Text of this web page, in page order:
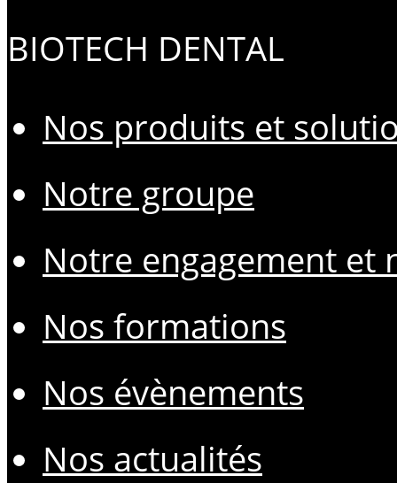
BIOTECH DENTAL
Nos produits et
Notre groupe
Notre engagement et
Nos formations
Nos évènements
Nos actualités